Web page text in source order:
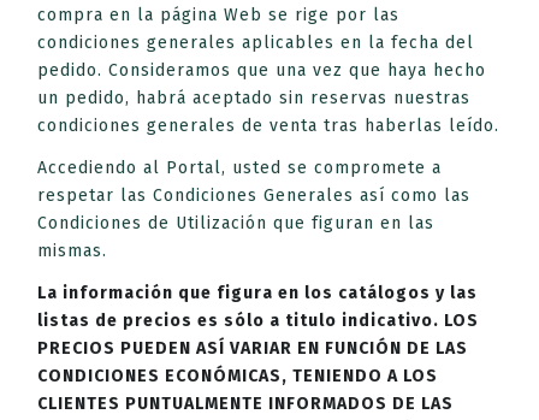
compra en la página Web se rige por las
condiciones generales aplicables en la fecha del
pedido. Consideramos que una vez que haya hecho
un pedido, habrá aceptado sin reservas nuestras
condiciones generales de venta tras haberlas leído.
Accediendo al Portal, usted se compromete a
respetar las Condiciones Generales así como las
Condiciones de Utilización que figuran en las
mismas.
La información que figura en los catálogos y las
listas de precios es sólo a titulo indicativo. LOS
PRECIOS PUEDEN ASÍ VARIAR EN FUNCIÓN DE LAS
CONDICIONES ECONÓMICAS, TENIENDO A LOS
CLIENTES PUNTUALMENTE INFORMADOS DE LAS